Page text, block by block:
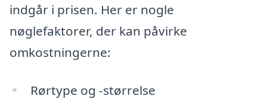
indgår i prisen. Her er nogle
nøglefaktorer, der kan påvirke
omkostningerne:
Rørtype og -størrelse